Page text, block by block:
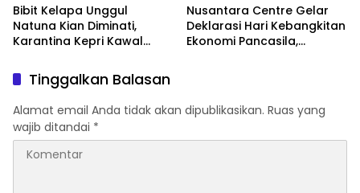
Bibit Kelapa Unggul
Natuna Kian Diminati,
Karantina Kepri Kawal
Bintan
Nusantara Centre Gelar
Deklarasi Hari Kebangkitan
Ekonomi Pancasila,
Ekonomi Politik Indonesia)
& Simposium Nasional
Tinggalkan Balasan
Alamat email Anda tidak akan dipublikasikan. Ruas yang
wajib ditandai *